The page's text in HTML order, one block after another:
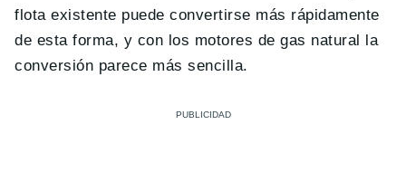
flota existente puede convertirse más rápidamente
de esta forma, y con los motores de gas natural la
conversión parece más sencilla.